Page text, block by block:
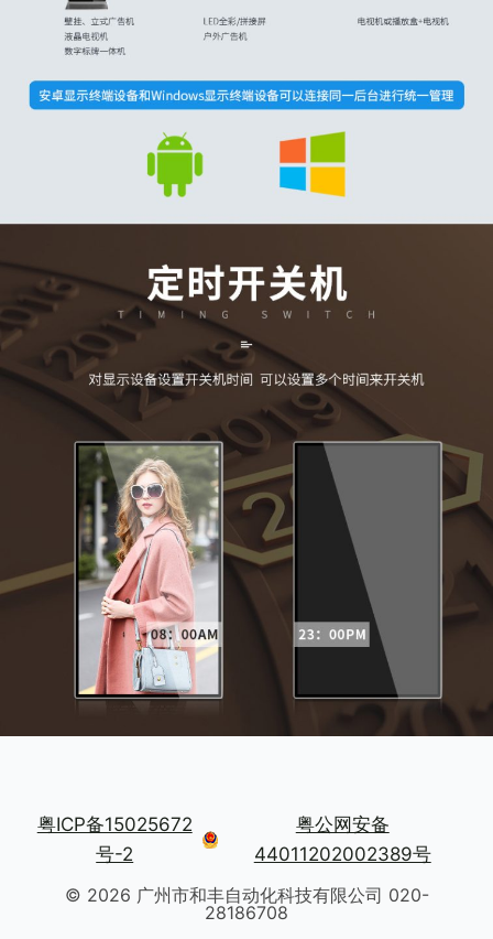
粤ICP备15025672
号-2
粤公网安备
44011202002389号
© 2026 广州市和丰自动化科技有限公司 020-
28186708